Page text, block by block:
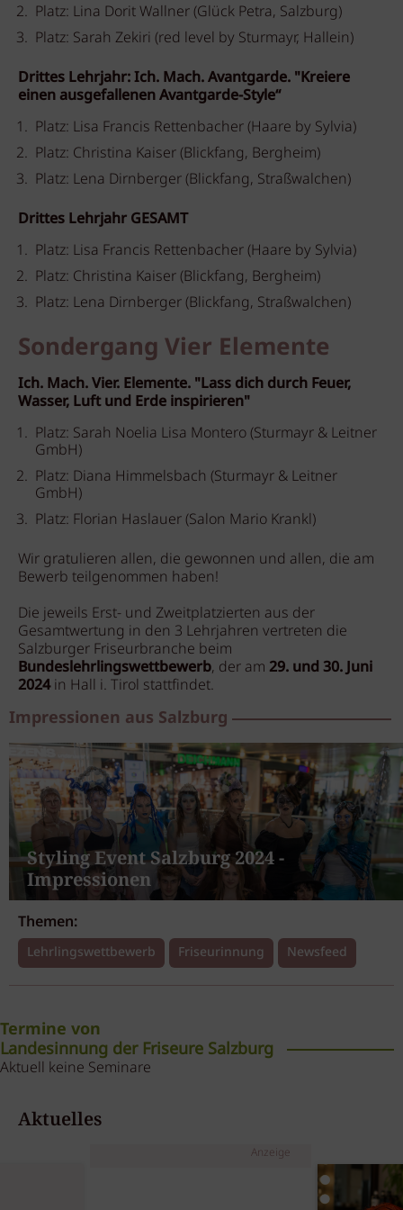
Platz: Lina Dorit Wallner (Glück Petra, Salzburg)
Platz: Sarah Zekiri (red level by Sturmayr, Hallein)
Drittes Lehrjahr: Ich. Mach. Avantgarde. "Kreiere
einen ausgefallenen Avantgarde-Style“
Platz: Lisa Francis Rettenbacher (Haare by Sylvia)
Platz: Christina Kaiser (Blickfang, Bergheim)
Platz: Lena Dirnberger (Blickfang, Straßwalchen)
Drittes Lehrjahr GESAMT
Platz: Lisa Francis Rettenbacher (Haare by Sylvia)
Platz: Christina Kaiser (Blickfang, Bergheim)
Platz: Lena Dirnberger (Blickfang, Straßwalchen)
Sondergang Vier Elemente
Ich. Mach. Vier. Elemente. "Lass dich durch Feuer,
Wasser, Luft und Erde inspirieren"
Platz: Sarah Noelia Lisa Montero (Sturmayr & Leitner
GmbH)
Platz: Diana Himmelsbach (Sturmayr & Leitner
GmbH)
Platz: Florian Haslauer (Salon Mario Krankl)
Wir gratulieren allen, die gewonnen und allen, die am
Bewerb teilgenommen haben!
Die jeweils Erst- und Zweitplatzierten aus der
Gesamtwertung in den 3 Lehrjahren vertreten die
Salzburger Friseurbranche beim
Bundeslehrlingswettbewerb, der am 29. und 30. Juni
2024in Hall i. Tirol stattfindet.
Impressionen aus Salzburg
Styling Event Salzburg 2024 -
Impressionen
Themen:
Lehrlingswettbewerb Friseurinnung Newsfeed
Termine von
Landesinnung der Friseure Salzburg
Aktuell keine Seminare
Aktuelles
Anzeige